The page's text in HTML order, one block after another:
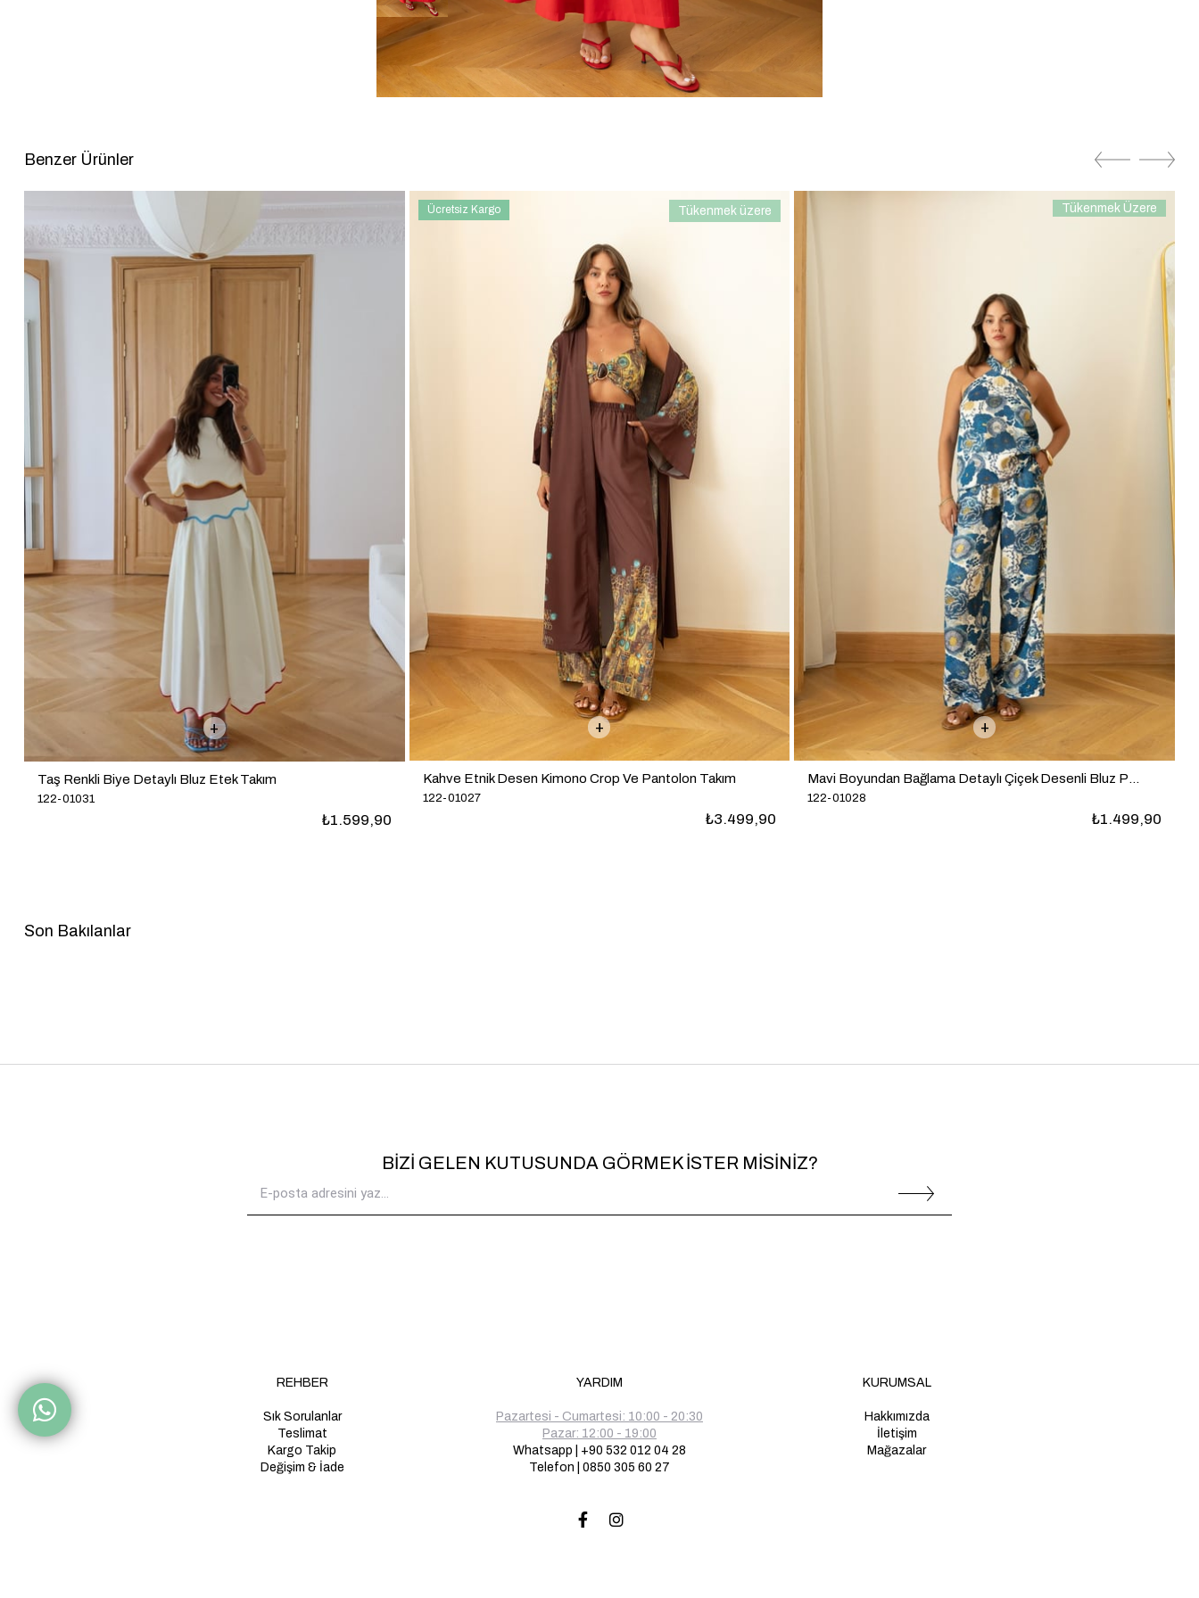
Benzer Ürünler
Taş Renkli Biye Detaylı Bluz Etek Takım
122-01031
₺1.599,90
Kahve Etnik Desen Kimono Crop Ve Pantolon Takım
122-01027
₺3.499,90
Ücretsiz Kargo Tükenmek üzere
Mavi Boyundan Bağlama Detaylı Çiçek Desenli Bluz Pantolon Takım
122-01028
₺1.499,90
Tükenmek Üzere
Son Bakılanlar
BİZİ GELEN KUTUSUNDA GÖRMEK İSTER MİSİNİZ?
REHBER
Sık Sorulanlar
Teslimat
Kargo Takip
Değişim & İade
YARDIM
Pazartesi - Cumartesi: 10:00 - 20:30
Pazar: 12:00 - 19:00
Whatsapp | +90 532 012 04 28
Telefon | 0850 305 60 27
KURUMSAL
Hakkımızda
İletişim
Mağazalar